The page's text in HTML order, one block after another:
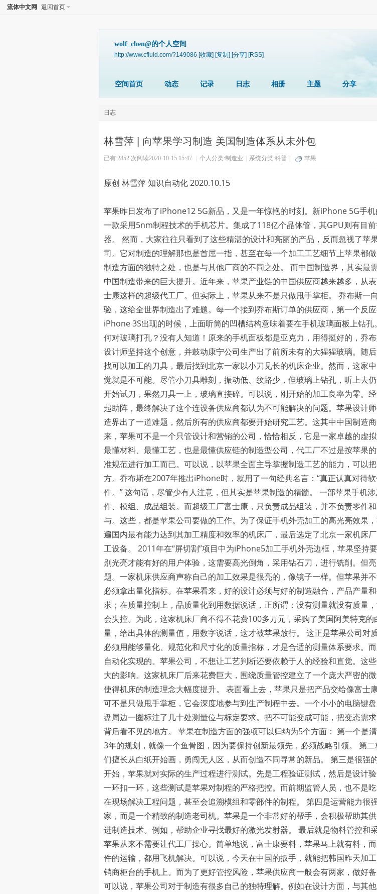
流体中文网 返回首页
wolf_chen@的个人空间
http://www.cfluid.com/?149086 [收藏] [复制] [分享] [RSS]
空间首页 动态 记录 日志 相册 主题 分享
日志
林雪萍 | 向苹果学习制造 美国制造体系从未外包
已有 2852 次阅读2020-10-15 15:47 个人分类:制造业 系统分类:科普 苹果
原创 林雪萍 知识自动化 2020.10.15
苹果昨日发布了iPhone12 5G新品，又是一年惊艳的时刻。新iPhone 5G手
一款采用5nm制程技术的手机芯片。集成了118亿个晶体管，其GPU则有目
器。 然而，大家往往只看到了这些精湛的设计和亮丽的产品，反而忽视了苹
司。它对制造的理解那也是首屈一指，甚至在每一个加工工艺细节上苹果都
制造方面的独特之处，也是与其他厂商的不同之处。 而中国制造界，其实最
中国制造带来的巨大提升。近年来，苹果产业链的中国供应商越来越多，从
士康这样的超级代工厂。但实际上，苹果从来不是只做甩手掌柜。 乔布斯一
验，这给全世界制造出了难题。每一个接到乔布斯订单的供应商，第一个反
iPhone 3S出现的时候，上面听筒的凹槽结构意味着要在手机玻璃面板上钻
何对玻璃打孔？没有人知道！原来的手机面板都是亚克力，用得挺好的，乔
设计师坚持这个创意，并鼓动康宁公司生产出了前所未有的大猩猩玻璃。随
找可以加工的刀具，最后找到北京一家以小刀见长的机床企业。然而，这家
觉就是不可能。尽管小刀具雕刻，振动低、纹路少，但玻璃上钻孔，听上去
开始试刀，果然刀具一上，玻璃直接碎。可以说，刚开始的加工良率为零。
起助阵，最终解决了这个连设备供应商都认为不可能解决的问题。苹果设计
造界出了一道难题，然后所有的供应商都要开始研究工艺。这其中中国制造
来，苹果可不是一个只管设计和营销的公司，恰恰相反，它是一家卓越的虚
最懂材料、最懂工艺，也是最懂供应链的制造型公司，代工厂不过是按苹果
准规范进行加工而已。可以说，以苹果全面主导掌握制造工艺的能力，可以
方。乔布斯在2007年推出iPhone时，就用了一句经典名言：“真正认真对待
件。” 这句话，尽管少有人注意，但其实是苹果制造的精髓。 一部苹果手机
件、模组、成品组装。而超级工厂富士康，只负责成品组装，并不负责零件
与。这些，都是苹果公司要做的工作。为了保证手机外壳加工的高光亮效果
遍国内最有能力达到其加工精度和效率的机床厂，最后选定了北京一家机床
工设备。 2011年在“屏切割”项目中为iPhone5加工手机外壳边框，苹果坚持
别光亮才能有好的用户体验，这需要高光倒角，采用钻石刀，进行铣削。但
题。一家机床供应商声称自己的加工效果是很亮的，像镜子一样。但苹果并
必须拿出量化指标。在苹果看来，好的设计必须与好的制造融合，产品产量
求；在质量控制上，品质量化到用数据说话，正所谓：没有测量就没有质量
会失控。为此，这家机床厂商不得不花费100多万元，采购了美国阿美特克
量，给出具体的测量值，用数字说话，这才被苹果放行。 这正是苹果公司对
必须用能够量化、规范化和尺寸化的质量指标，才是合适的测量体系要求。
自动化实现的。苹果公司，不想让工艺判断还要依赖于人的经验和直觉。这
大的影响。这家机床厂后来花费巨大，围绕质量管控建立了一个庞大严密的
使得机床的制造理念大幅度提升。 表面看上去，苹果只是把产品交给像富士
可不是只做甩手掌柜，它会深度地参与到生产制程中去。一个小小的电脑键
盘周边一圈标注了几十处测量位与标定要求。把不可能变成可能，把变态需
背后看不见的地方。 苹果在制造方面的强项可以归纳为5个方面： 第一个是
3年的规划，就像一个鱼骨图，因为要保持创新最领先，必须战略引领。 第
们擅长从白纸开始画，勇闯无人区，从而创造不同寻常的新品。 第三是很强
开始，苹果就对实际的生产过程进行测试。先是工程验证测试，然后是设计验
一环扣一环，这些测试是苹果对制程的严格把控。而前期监管人员，也不是
在现场解决工程问题，甚至会追溯模组和零部件的制程。 第四是运营能力很
家，而是一个精致的制造老司机。苹果是一个非常好的帮手，会积极帮助其
进制造技术。例如，帮助企业寻找最好的激光发射器。 最后就是物料管控和
苹果从来不需要让代工厂操心。简单地说，富士康要料，苹果马上就有料，
件的运输，都用飞机解决。可以说，今天在中国的扳手，就能把韩国昨天加
销商柜台的手机上。而为了更好管控风险，苹果供应商一般会有两家，做好备
可以说，苹果公司对于制造有很多自己的独特理解。例如在设计方面，与其